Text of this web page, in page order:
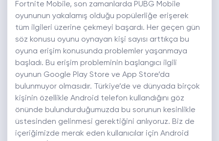
Fortnite Mobile, son zamanlarda PUBG Mobile
oyununun yakalamış olduğu popülerliğe erişerek
tüm ilgileri üzerine çekmeyi başardı. Her geçen gün
söz konusu oyunu oynayan kişi sayısı arttıkça bu
oyuna erişim konusunda problemler yaşanmaya
başladı. Bu erişim probleminin başlangıcı ilgili
oyunun Google Play Store ve App Store’da
bulunmuyor olmasıdır. Türkiye’de ve dünyada birçok
kişinin özellikle Android telefon kullandığını göz
önünde bulundurduğumuzda bu sorunun kesinlikle
üstesinden gelinmesi gerektiğini anlıyoruz. Biz de
içeriğimizde merak eden kullanıcılar için Android